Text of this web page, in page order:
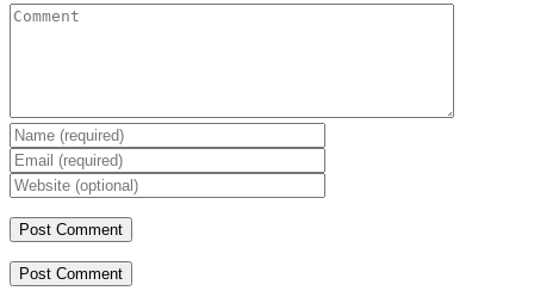
Post Comment